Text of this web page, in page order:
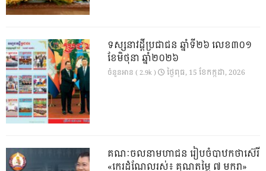
ទស្សនាវដ្ដីប្រជាជន ឆ្នាំទី២៦ លេខ៣០១
ខែមិថុនា ឆ្នាំ២០២៦
ចំនួនអាន ( 2.9k ) ថ្ងៃ​ពុធ, 15 ខែ​កក្កដា, 2026
គណៈចលនាមហាជន រៀបចំបាឋកថាស៊េរី
«កេរដំណែលរស់៖ គុណតម្លៃ ៧ មករា»